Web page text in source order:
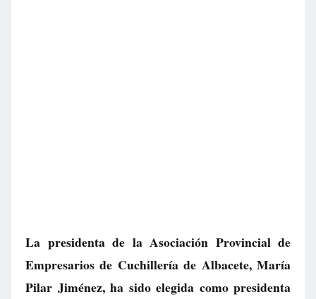
La presidenta de la Asociación Provincial de
Empresarios de Cuchillería de Albacete, María
Pilar Jiménez, ha sido elegida como presidenta